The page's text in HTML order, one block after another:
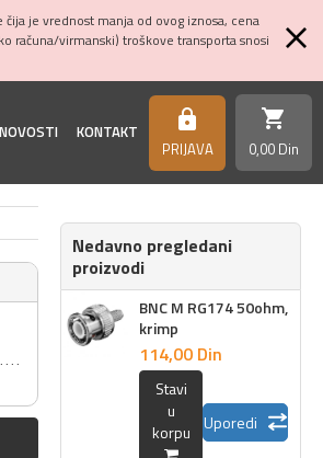
je vrednost manja od ovog iznosa, cena
računa/virmanski) troškove transporta snosi
NOVOSTI KONTAKT https
PRIJAVA
shopping_cart
0,00 Din
Nedavno pregledani
proizvodi
BNC M RG174 50ohm,
krimp
114,00 Din
Stavi
u
korpu
Uporedi